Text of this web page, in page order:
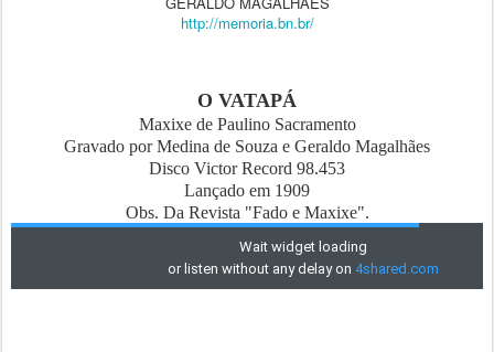
http://memoria.bn.br/
O VATAPÁ
Maxixe de Paulino Sacramento
Gravado por Medina de Souza e Geraldo Magalhães
Disco Victor Record 98.453
Lançado em 1909
Obs. Da Revista "Fado e Maxixe".